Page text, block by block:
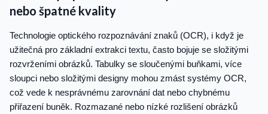
nebo špatné kvality
Technologie optického rozpoznávání znaků (OCR), i když je
užitečná pro základní extrakci textu, často bojuje se složitými
rozvrženími obrázků. Tabulky se sloučenými buňkami, více
sloupci nebo složitými designy mohou zmást systémy OCR,
což vede k nesprávnému zarovnání dat nebo chybnému
přiřazení buněk. Rozmazané nebo nízké rozlišení obrázků